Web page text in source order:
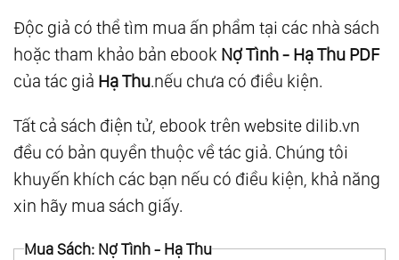
Độc giả có thể tìm mua ấn phẩm tại các nhà sách
hoặc tham khảo bản ebook Nợ Tình - Hạ Thu PDF
của tác giả Hạ Thu.nếu chưa có điều kiện.
Tất cả sách điện tử, ebook trên website dilib.vn
đều có bản quyền thuộc về tác giả. Chúng tôi
khuyến khích các bạn nếu có điều kiện, khả năng
xin hãy mua sách giấy.
Mua Sách: Nợ Tình - Hạ Thu